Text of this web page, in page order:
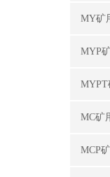
MY矿
MYP
MYPT
MC矿
MCP